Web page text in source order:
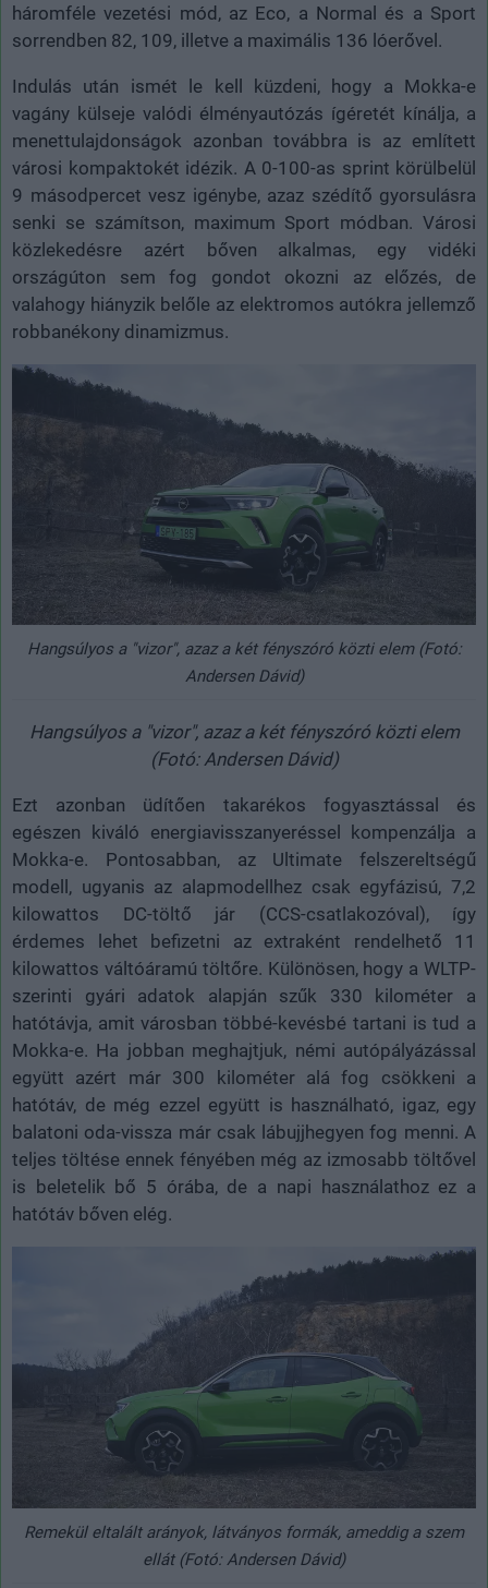
háromféle vezetési mód, az Eco, a Normal és a Sport
sorrendben 82, 109, illetve a maximális 136 lóerővel.
Indulás után ismét le kell küzdeni, hogy a Mokka-e
vagány külseje valódi élményautózás ígéretét kínálja, a
menettulajdonságok azonban továbbra is az említett
városi kompaktokét idézik. A 0-100-as sprint körülbelül
9 másodpercet vesz igénybe, azaz szédítő gyorsulásra
senki se számítson, maximum Sport módban. Városi
közlekedésre azért bőven alkalmas, egy vidéki
országúton sem fog gondot okozni az előzés, de
valahogy hiányzik belőle az elektromos autókra jellemző
robbanékony dinamizmus.
Hangsúlyos a "vizor", azaz a két fényszóró közti elem (Fotó:
Andersen Dávid)
Hangsúlyos a "vizor", azaz a két fényszóró közti elem
(Fotó: Andersen Dávid)
Ezt azonban üdítően takarékos fogyasztással és
egészen kiváló energiavisszanyeréssel kompenzálja a
Mokka-e. Pontosabban, az Ultimate felszereltségű
modell, ugyanis az alapmodellhez csak egyfázisú, 7,2
kilowattos DC-töltő jár (CCS-csatlakozóval), így
érdemes lehet befizetni az extraként rendelhető 11
kilowattos váltóáramú töltőre. Különösen, hogy a WLTP-
szerinti gyári adatok alapján szűk 330 kilométer a
hatótávja, amit városban többé-kevésbé tartani is tud a
Mokka-e. Ha jobban meghajtjuk, némi autópályázással
együtt azért már 300 kilométer alá fog csökkeni a
hatótáv, de még ezzel együtt is használható, igaz, egy
balatoni oda-vissza már csak lábujjhegyen fog menni. A
teljes töltése ennek fényében még az izmosabb töltővel
is beletelik bő 5 órába, de a napi használathoz ez a
hatótáv bőven elég.
Remekül eltalált arányok, látványos formák, ameddig a szem
ellát (Fotó: Andersen Dávid)